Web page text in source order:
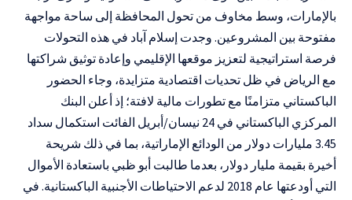
بالإمارات، وسط مخاوف من تحول المحافظة إلى ساحة مواجهة
مفتوحة بين المشروعين. وجدت إسلام آباد في هذه التحولات
فرصة استراتيجية لتعزيز موقعها الإقليمي وإعادة توثيق شراكتها
مع الرياض في ظل تحديات اقتصادية متزايدة، وجاء الحضور
الباكستاني متزامنًا مع تطورات مالية لافتة؛ إذ أعلن البنك
المركزي الباكستاني في 24 نيسان/أبريل الفائت استكمال سداد
3.45 مليارات دولار من الودائع الإماراتية، بما في ذلك شريحة
أخيرة بقيمة مليار دولار، بعدما طالبت أبو ظبي باستعادة الأموال
التي أودعتها عام 2018 لدعم الاحتياطات الأجنبية الباكستانية. في